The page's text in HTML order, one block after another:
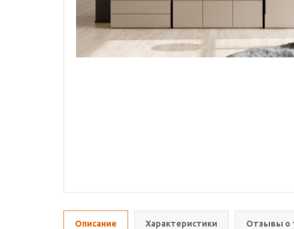
Описание Характеристики Отзывы о